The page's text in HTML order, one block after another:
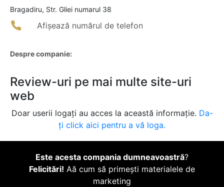
Bragadiru, Str. Gliei numarul 38
Afișează numărul de telefon
Despre companie:
Review-uri pe mai multe site-uri
web
Doar userii logați au acces la această informație. Da-
ți click aici pentru a vă loga.
Este acesta compania dumneavoastră?
Felicitări! Aă cum să primești materialele de
marketing